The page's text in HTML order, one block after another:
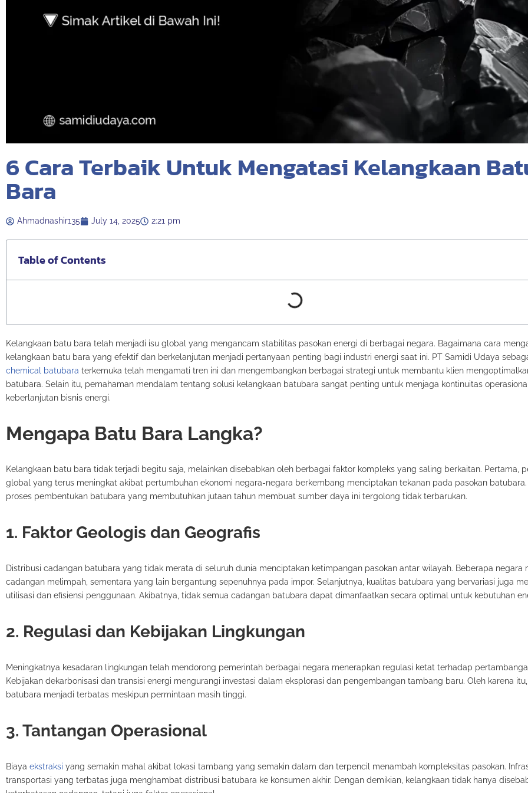
6 Cara Terbaik Untuk Mengatasi Kelangkaan
Bara
Ahmadnashir135 July 14, 2025 2:21 pm
Table of Contents
Kelangkaan batu bara telah menjadi isu global yang mengancam stabilitas pasokan energi di berbagai negara. Bagaimana cara
kelangkaan batu bara yang efektif dan berkelanjutan menjadi pertanyaan penting bagi industri energi saat ini. PT Samidi Udaya
chemical batubara terkemuka telah mengamati tren ini dan mengembangkan berbagai strategi untuk membantu klien
batubara. Selain itu, pemahaman mendalam tentang solusi kelangkaan batubara sangat penting untuk menjaga kontinuitas
keberlanjutan bisnis energi.
Mengapa Batu Bara Langka?
Kelangkaan batu bara tidak terjadi begitu saja, melainkan disebabkan oleh berbagai faktor kompleks yang saling berkaitan. Pertama,
global yang terus meningkat akibat pertumbuhan ekonomi negara-negara berkembang menciptakan tekanan pada pasokan batubara.
proses pembentukan batubara yang membutuhkan jutaan tahun membuat sumber daya ini tergolong tidak terbarukan.
1. Faktor Geologis dan Geografis
Distribusi cadangan batubara yang tidak merata di seluruh dunia menciptakan ketimpangan pasokan antar wilayah. Beberapa negara
cadangan melimpah, sementara yang lain bergantung sepenuhnya pada impor. Selanjutnya, kualitas batubara yang bervariasi juga
utilisasi dan efisiensi penggunaan. Akibatnya, tidak semua cadangan batubara dapat dimanfaatkan secara optimal untuk kebutuhan
2. Regulasi dan Kebijakan Lingkungan
Meningkatnya kesadaran lingkungan telah mendorong pemerintah berbagai negara menerapkan regulasi ketat terhadap
Kebijakan dekarbonisasi dan transisi energi mengurangi investasi dalam eksplorasi dan pengembangan tambang baru. Oleh karena
batubara menjadi terbatas meskipun permintaan masih tinggi.
3. Tantangan Operasional
Biaya ekstraksi yang semakin mahal akibat lokasi tambang yang semakin dalam dan terpencil menambah kompleksitas pasokan.
transportasi yang terbatas juga menghambat distribusi batubara ke konsumen akhir. Dengan demikian, kelangkaan tidak hanya